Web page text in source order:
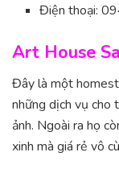
Điện thoại:
Art House
Đây là một
những dịch vụ cho
ảnh. Ngoài ra họ
xinh mà giá rẻ vô